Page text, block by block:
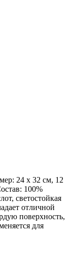
24 х 32 см, 12
100%
светостойкая
отличной
поверхность,
для